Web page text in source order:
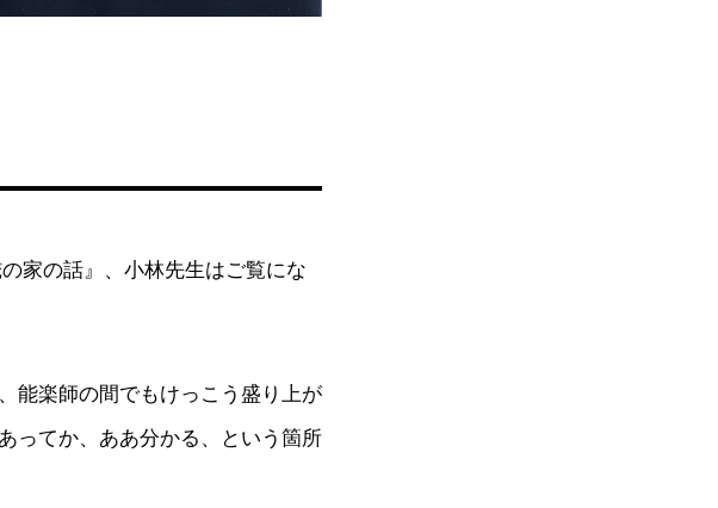
家の話』、小林先生はご覧にな
能楽師の間でもけっこう盛り上が
ってか、ああ分かる、という箇所